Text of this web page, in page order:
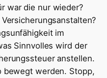
war die nur wieder?
im
Sinnvolles wird der
anstellen.
bewegt werden. Stopp,